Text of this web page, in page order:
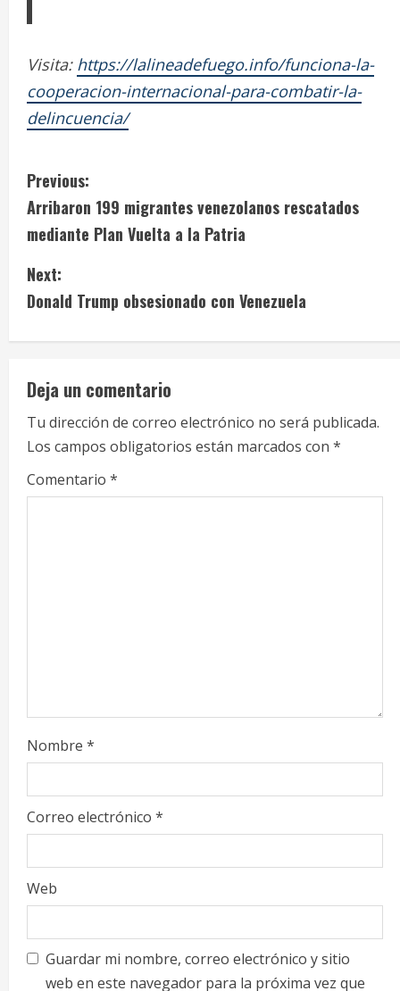
Visita: https://lalineadefuego.info/funciona-la-
cooperacion-internacional-para-combatir-la-
delincuencia/
C
o
n
t
i
n
u
e
R
g
Previous:
Arribaron 199 migrantes venezolanos rescatados
mediante Plan Vuelta a la Patria
Next:
Donald Trump obsesionado con Venezuela
Deja un comentario
Tu dirección de correo electrónico no será publicada.
Los campos obligatorios están marcados con *
Comentario *
Nombre *
Correo electrónico *
Web
Guardar mi nombre, correo electrónico y sitio
web en este navegador para la próxima vez que